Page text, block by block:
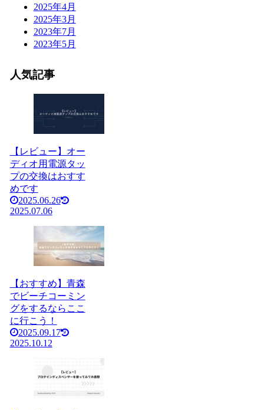
2025年4月
2025年3月
2023年7月
2023年5月
人気記事
【レビュー】オー
ディオ用電源タッ
プの交換はおすす
めです
2025.06.26
2025.07.06
【おすすめ】青森
でビーチコーミン
グをするならここ
に行こう！
2025.09.17
2025.10.12